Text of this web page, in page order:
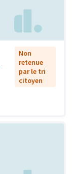
Non
retenue
par le tri
citoyen